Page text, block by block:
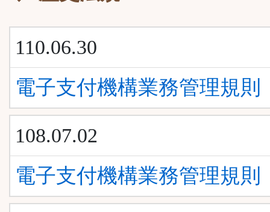
110.06.30
電子支付機構業務管理規則
108.07.02
電子支付機構業務管理規則